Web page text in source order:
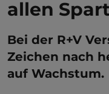
allen
Bei der R+V
Zeichen nach
auf Wachstum.